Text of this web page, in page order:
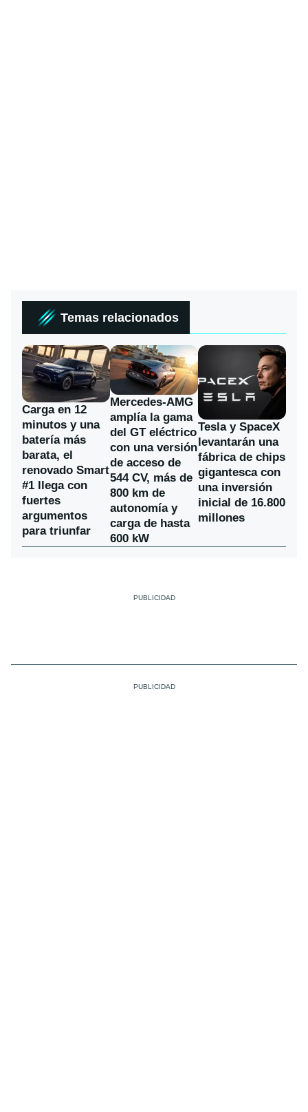
Temas relacionados
Carga en 12
minutos y una
batería más
barata, el
renovado Smart
#1 llega con
fuertes
argumentos
para triunfar
Mercedes-AMG
amplía la gama
del GT eléctrico
con una versión
de acceso de
544 CV, más de
800 km de
autonomía y
carga de hasta
600 kW
Tesla y SpaceX
levantarán una
fábrica de chips
gigantesca con
una inversión
inicial de 16.800
millones